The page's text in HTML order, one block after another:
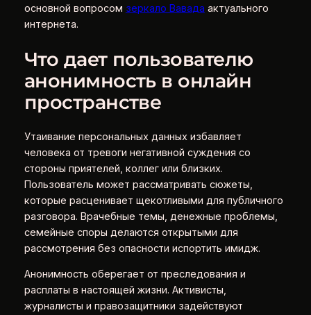
основной вопросом зеркало Вавада актуального
интернета.
Что дает пользователю
анонимность в онлайн
пространстве
Утаивание персональных данных избавляет
человека от тревоги негативной суждения со
стороны приятелей, коллег или близких.
Пользователь может рассматривать сюжеты,
которые расценивает щекотливыми для публичного
разговора. Врачебные темы, денежные проблемы,
семейные споры делаются открытыми для
рассмотрения без опасности испортить имидж.
Анонимность оберегает от преследования и
расплаты в настоящей жизни. Активисты,
журналисты и правозащитники задействуют